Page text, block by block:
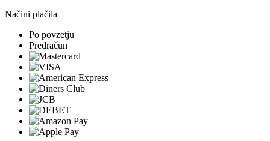
Načini plačila
Po povzetju
Predračun